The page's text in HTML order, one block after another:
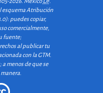
2026. MéxicoDF.
esquemaAtribución
: puedes copiar,
comercialmente,
fuente;
al publicar tu
con la GTM.
; a menos de que se